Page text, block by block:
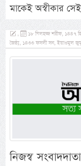
মাকেই অস্বীকার
,
১৮ যিলহজ্জ শরীফ, ১৪৪৭
জৈষ্ঠ্য, ১৪৩৩ ফসলী সন, ইয়াওমুল
নিজস্ব